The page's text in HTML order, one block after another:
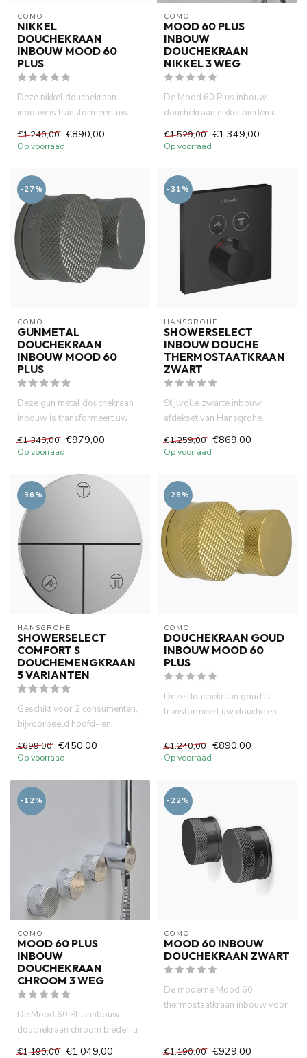
COMO
NIKKEL
DOUCHEKRAAN
INBOUW MOOD 60
PLUS
Deze nikkel douchekraan
inbouw is transformeert uw
...
€1.240,00 €890,00
Op voorraad
COMO
MOOD 60 PLUS
INBOUW
DOUCHEKRAAN
NIKKEL 3 WEG
De Mood 60 Plus inbouw
douchekraan nikkel bieden u
€1.529,00 €1.349,00
Op voorraad
-27%
COMO
GUNMETAL
DOUCHEKRAAN
INBOUW MOOD 60
PLUS
Deze gun metal douchekraan
inbouw is transformeert uw
€1.340,00 €979,00
Op voorraad
-31%
HANSGROHE
SHOWERSELECT
INBOUW DOUCHE
THERMOSTAATKRAAN
ZWART
Stijlvolle zwarte inbouw
afdekset van Hansgrohe.
met ...
€1.259,00 €869,00
Op voorraad
-36%
HANSGROHE
SHOWERSELECT
COMFORT S
DOUCHEMENGKRAAN
5 VARIANTEN
Geschikt voor 2 consumenten,
bijvoorbeeld hoofd- en
€699,00 €450,00
Op voorraad
-28%
COMO
DOUCHEKRAAN GOUD
INBOUW MOOD 60
PLUS
Deze douchekraan goud is
transformeert uw douche en
€1.240,00 €890,00
Op voorraad
-12%
COMO
MOOD 60 PLUS
INBOUW
DOUCHEKRAAN
CHROOM 3 WEG
De Mood 60 Plus inbouw
douchekraan chroom bieden u
€1.190,00 €1.049,00
-22%
COMO
MOOD 60 INBOUW
DOUCHEKRAAN ZWART
De moderne Mood 60
thermostaatkraan inbouw voor
€1.190,00 €929,00